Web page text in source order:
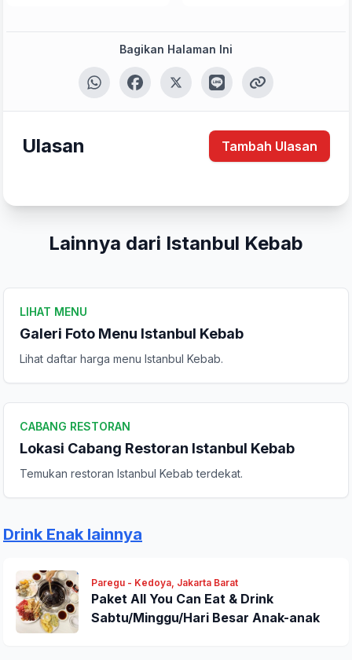
Bagikan Halaman Ini
Ulasan Tambah Ulasan
Lainnya dari Istanbul Kebab
LIHAT MENU
Galeri Foto Menu Istanbul Kebab
Lihat daftar harga menu Istanbul Kebab.
CABANG RESTORAN
Lokasi Cabang Restoran Istanbul Kebab
Temukan restoran Istanbul Kebab terdekat.
Drink Enak lainnya
Paregu - Kedoya, Jakarta Barat
Paket All You Can Eat & Drink
Sabtu/Minggu/Hari Besar Anak-anak
Tulis Ulasan
Komentar Anda
Kirim Ulasan